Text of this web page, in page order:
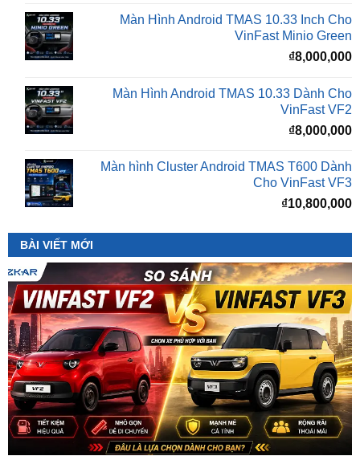
₫8,000,000
Màn Hình Android TMAS 10.33 Dành Cho
₫8,000,000
Màn hình Cluster Android TMAS T600 Dành
Cho VinFast VF3
₫10,800,000
BÀI VIẾT MỚI
So Sánh VinFast VF2 Với VinFast VF3 Chi Tiết